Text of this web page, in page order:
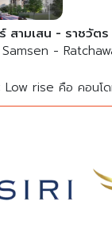
สามเสน - ราชวัตร
-
: Low rise คือ คอนโ